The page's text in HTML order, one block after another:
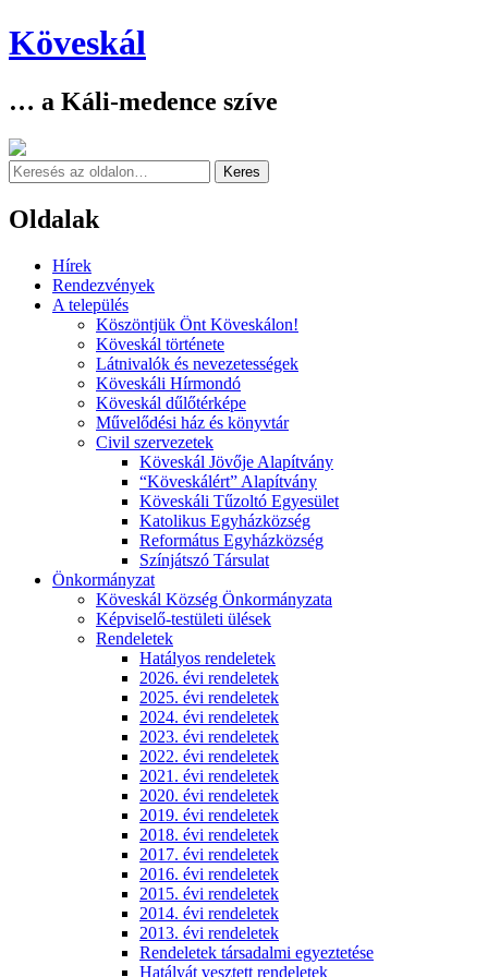
Köveskál
… a Káli-medence szíve
Keresés
Oldalak
Skip
content
Hírek
Rendezvények
A település
Köszöntjük Önt Köveskálon!
Köveskál története
Látnivalók és nevezetességek
Köveskáli Hírmondó
Köveskál dűlőtérképe
Művelődési ház és könyvtár
Civil szervezetek
Köveskál Jövője Alapítvány
“Köveskálért” Alapítvány
Köveskáli Tűzoltó Egyesület
Katolikus Egyházközség
Református Egyházközség
Színjátszó Társulat
Önkormányzat
Köveskál Község Önkormányzata
Képviselő-testületi ülések
Rendeletek
Hatályos rendeletek
2026. évi rendeletek
2025. évi rendeletek
2024. évi rendeletek
2023. évi rendeletek
2022. évi rendeletek
2021. évi rendeletek
2020. évi rendeletek
2019. évi rendeletek
2018. évi rendeletek
2017. évi rendeletek
2016. évi rendeletek
2015. évi rendeletek
2014. évi rendeletek
2013. évi rendeletek
Rendeletek társadalmi egyeztetése
Hatályát vesztett rendeletek